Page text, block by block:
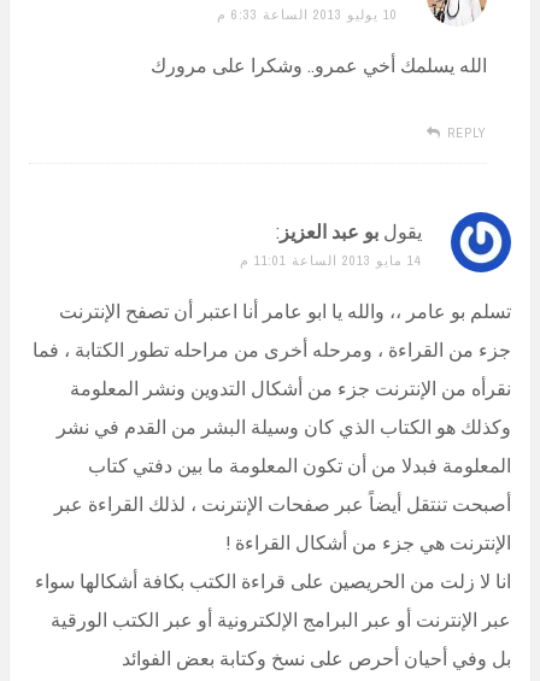
10 يوليو 2013 الساعة 6:33 م
الله يسلمك أخي عمرو.. وشكرا على مرورك
REPLY
يقول بو عبد العزيز :
14 مايو 2013 الساعة 11:01 م
تسلم بو عامر ،، والله يا ابو عامر أنا اعتبر أن تصفح الإنترنت
جزء من القراءة ، ومرحله أخرى من مراحله تطور الكتابة ، فما
نقرأه من الإنترنت جزء من أشكال التدوين ونشر المعلومة
وكذلك هو الكتاب الذي كان وسيلة البشر من القدم في نشر
المعلومة فبدلا من أن تكون المعلومة ما بين دفتي كتاب
أصبحت تنتقل أيضاً عبر صفحات الإنترنت ، لذلك القراءة عبر
الإنترنت هي جزء من أشكال القراءة !
انا لا زلت من الحريصين على قراءة الكتب بكافة أشكالها سواء
عبر الإنترنت أو عبر البرامج الإلكترونية أو عبر الكتب الورقية
بل وفي أحيان أحرص على نسخ وكتابة بعض الفوائد